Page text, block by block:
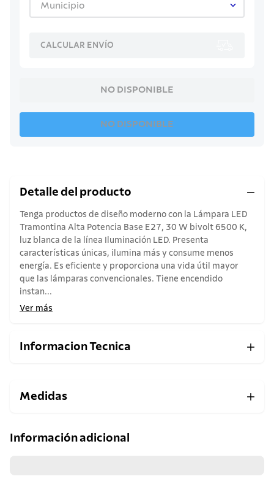
Municipio
CALCULAR ENVÍO
NO DISPONIBLE
NO DISPONIBLE
Detalle del producto
Tenga productos de diseño moderno con la Lámpara LED
Tramontina Alta Potencia Base E27, 30 W bivolt 6500 K,
luz blanca de la línea Iluminación LED. Presenta
características únicas, ilumina más y consume menos
energía. Es eficiente y proporciona una vida útil mayor
que las lámparas convencionales. Tiene encendido
instan...
Ver más
Informacion Tecnica
Medidas
Información adicional